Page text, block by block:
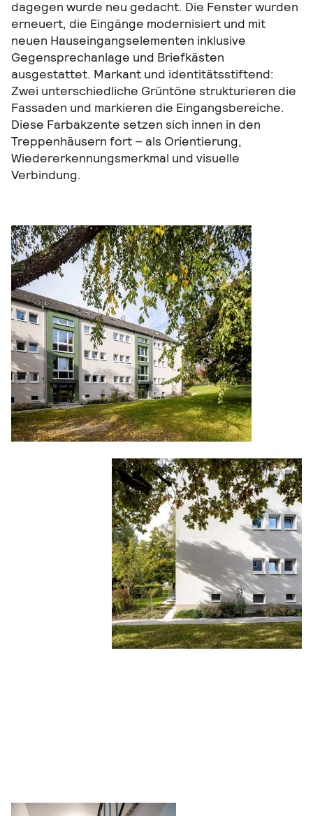
dagegen wurde neu gedacht. Die Fenster wurden
erneuert, die Eingänge modernisiert und mit
neuen Hauseingangselementen inklusive
Gegensprechanlage und Briefkästen
ausgestattet. Markant und identitätsstiftend:
Zwei unterschiedliche Grüntöne strukturieren die
Fassaden und markieren die Eingangsbereiche.
Diese Farbakzente setzen sich innen in den
Treppenhäusern fort – als Orientierung,
Wiedererkennungsmerkmal und visuelle
Verbindung.